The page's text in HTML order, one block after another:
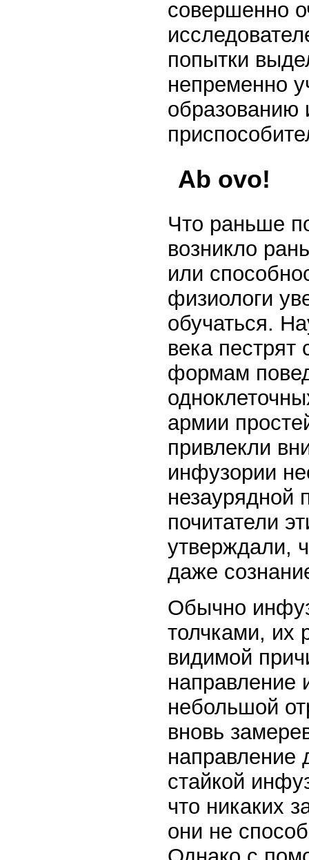
совершенно
попытки
непременно
образованию
Ab ovo!
Что раньше
возникло
или
физиологи
обучаться.
века
формам
армии
привлекли
инфузории
незаурядной
почитатели
утверждали,
даже
Обычно
толчками, их
видимой
направление
небольшой
вновь
направление
стайкой
что никаких
они не